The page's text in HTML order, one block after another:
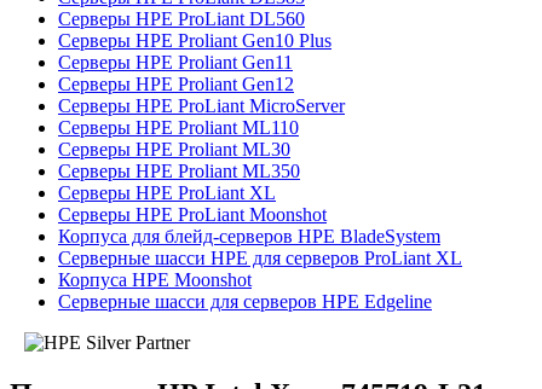
Серверы HPE ProLiant DL560
Серверы HPE Proliant Gen10 Plus
Серверы HPE Proliant Gen11
Серверы HPE Proliant Gen12
Серверы HPE ProLiant MicroServer
Серверы HPE Proliant ML110
Серверы HPE Proliant ML30
Серверы HPE Proliant ML350
Серверы HPE ProLiant XL
Серверы HPE ProLiant Moonshot
Корпуса для блейд-серверов HPE BladeSystem
Серверные шасси HPE для серверов ProLiant XL
Корпуса HPE Moonshot
Серверные шасси для серверов HPE Edgeline